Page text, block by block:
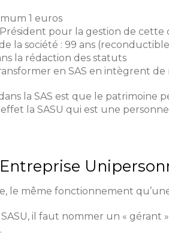
1 euros
pour la gestion de
la société : 99 ans
la rédaction des statuts
en SAS en intègrent de
la SAS est que le
la SASU qui est une
le même fonctionnement
il faut nommer un « gérant